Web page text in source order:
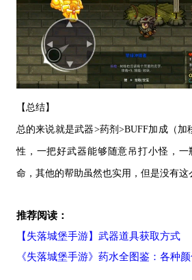
【总结】
总的来说就是武器>药剂>BUFF加成（加
性，一把好武器能够随意吊打小怪，一
命，其他的帮助虽然也实用，但是没有这
推荐阅读：
【失落城堡手游】武器道具获取方式
《失落城堡手游》药水全图鉴：各种